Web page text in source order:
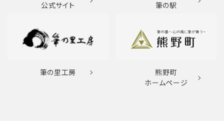
公式サイト
筆の駅
筆の里工房
熊野町
ホームページ